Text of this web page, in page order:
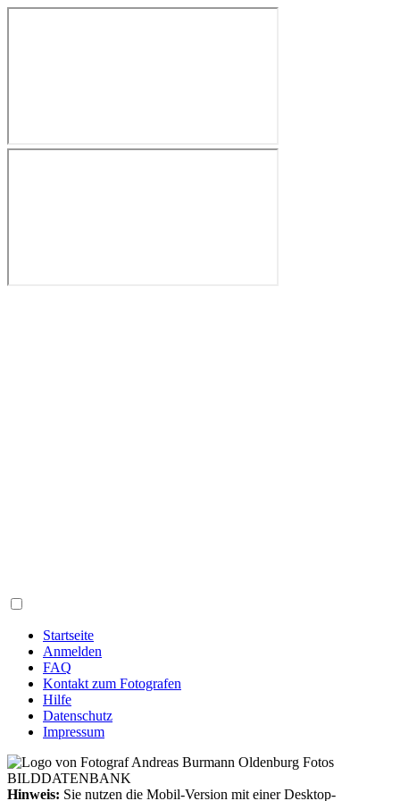
Startseite
Anmelden
FAQ
Kontakt zum Fotografen
Hilfe
Datenschutz
Impressum
Hinweis: Sie nutzen die Mobil-Version mit einer Desktop-